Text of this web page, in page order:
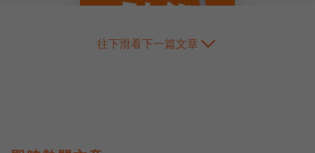
往下滑看下一篇文章